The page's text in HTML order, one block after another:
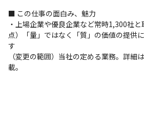
■ この仕事の面白み、魅力
・上場企業や優良企業など常時1,300社
点）「量」ではなく「質」の価値の提供
す
（変更の範囲）当社の定める業務。詳細
載。